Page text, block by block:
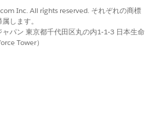
題は解決されましたか?
Inc. All rights reserved. それぞれの商標
します。
パン 東京都千代田区丸の内1-1-3 日本生命
Tower）